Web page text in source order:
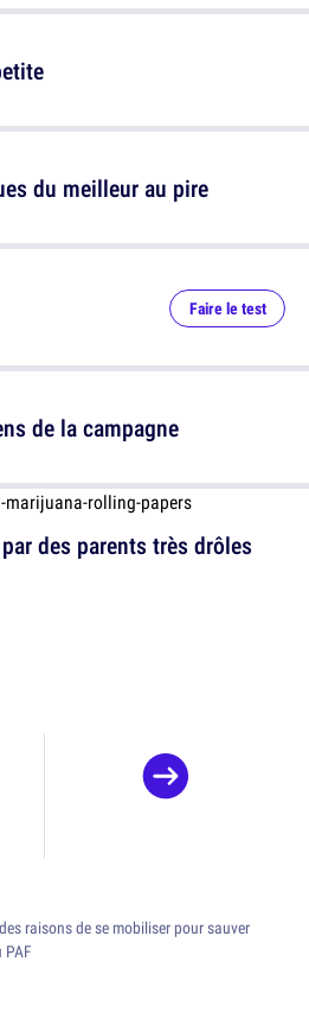
du meilleur au pire
des parents très drôles
Faire le test
de la campagne
raisons de se mobiliser pour sauver